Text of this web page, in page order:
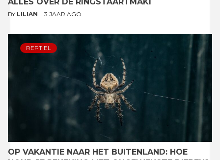
BY LILIAN 3 JAAR AGO
REPTIEL
OP VAKANTIE NAAR HET BUITENLAND: HOE